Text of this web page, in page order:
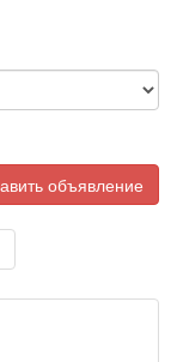
объявление